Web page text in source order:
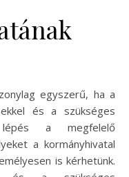
egyszerű, ha a
és a szükséges
lépés a megfelelő
a kormányhivatal
is kérhetünk.